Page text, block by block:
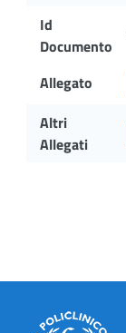
Id
Documento
Allegato
Altri
Allegati